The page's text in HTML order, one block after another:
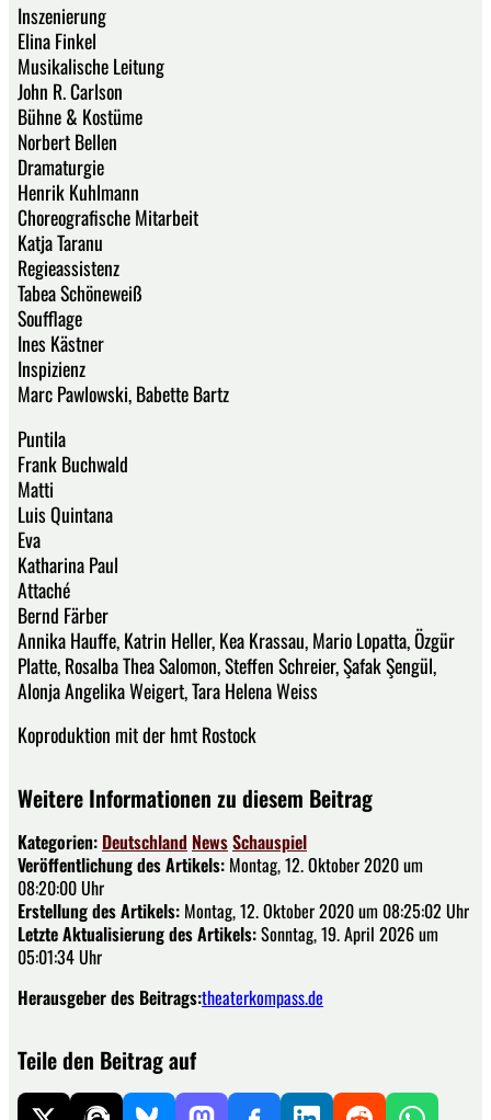
Inszenierung
Elina Finkel
Musikalische Leitung
John R. Carlson
Bühne & Kostüme
Norbert Bellen
Dramaturgie
Henrik Kuhlmann
Choreografische Mitarbeit
Katja Taranu
Regieassistenz
Tabea Schöneweiß
Soufflage
Ines Kästner
Inspizienz
Marc Pawlowski, Babette Bartz
Puntila
Frank Buchwald
Matti
Luis Quintana
Eva
Katharina Paul
Attaché
Bernd Färber
Annika Hauffe, Katrin Heller, Kea Krassau, Mario Lopatta, Özgür
Platte, Rosalba Thea Salomon, Steffen Schreier, Şafak Şengül,
Alonja Angelika Weigert, Tara Helena Weiss
Koproduktion mit der hmt Rostock
Weitere Informationen zu diesem Beitrag
Kategorien: Deutschland NewsSchauspiel
Veröffentlichung des Artikels: Montag, 12. Oktober 2020 um
08:20:00 Uhr
Erstellung des Artikels: Montag, 12. Oktober 2020 um 08:25:02 Uhr
Letzte Aktualisierung des Artikels:Sonntag, 19. April 2026 um
05:01:34 Uhr
Herausgeber des Beitrags:theaterkompass.de
Teile den Beitrag auf